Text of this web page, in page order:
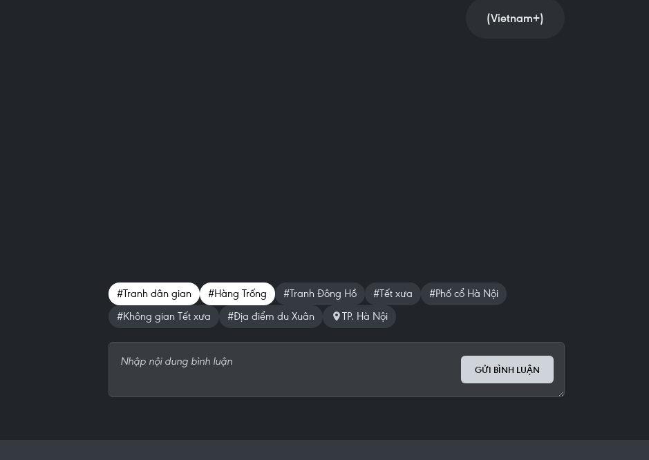
(Vietnam+)
#Tranh dân gian #Hàng Trống #Tranh Đông Hồ #Tết xưa
#Phố cổ Hà Nội
#Không gian Tết xưa
#Địa điểm du Xuân TP. Hà Nội
GỬI BÌNH LUẬN